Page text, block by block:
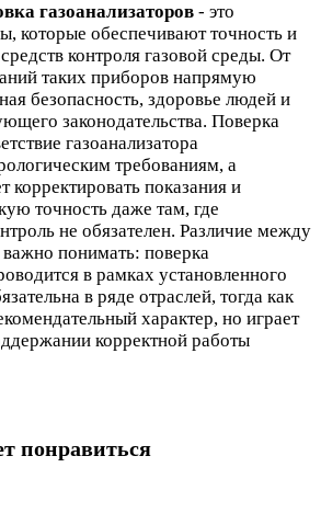
газоанализаторов - это
которые обеспечивают точность и
контроля газовой среды. От
таких приборов напрямую
безопасность, здоровье людей и
законодательства. Поверка
газоанализатора
требованиям, а
корректировать показания и
точность даже там, где
не обязателен. Различие между
понимать: поверка
в рамках установленного
в ряде отраслей, тогда как
характер, но играет
корректной работы
понравиться